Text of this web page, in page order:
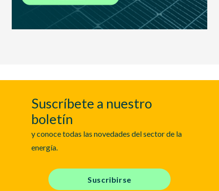
Suscríbete a nuestro
boletín
y conoce todas las novedades del sector de la
energía.
Suscribirse